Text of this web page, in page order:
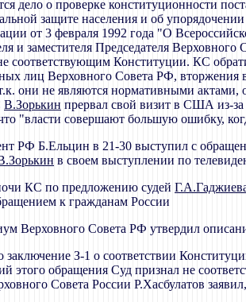
дело о проверке конституционности
защите населения и об
от 3 февраля 1992 года "О
и заместителя Председателя
соответствующим Конституции. КС
лиц Верховного Совета РФ, вторжения в
они не являются нормативными
В.Зорькин прервал свой визит в США из-за
"власти совершают большую ошибку,
РФ Б.Ельцин в 21-30 выступил с
в своем выступлении по
КС по предложению судей
к гражданам России
Верховного Совета РФ утвердил
заключение З-1 о соответствии
этого обращения Суд признал не
Совета России Р.Хасбулатов